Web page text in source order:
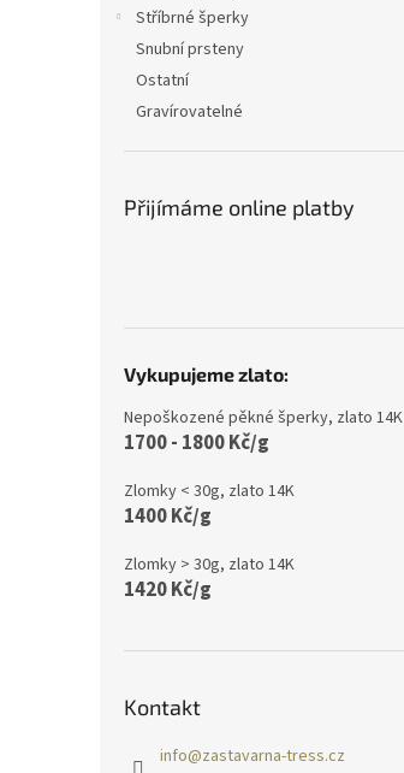
Stříbrné šperky
Snubní prsteny
Ostatní
Gravírovatelné
Přijímáme online platby
Vykupujeme zlato:
Nepoškozené pěkné šperky, zlato 14K
1700 - 1800 Kč/g
Zlomky < 30g, zlato 14K
1400 Kč/g
Zlomky > 30g, zlato 14K
1420 Kč/g
Kontakt
info@zastavarna-tress.cz